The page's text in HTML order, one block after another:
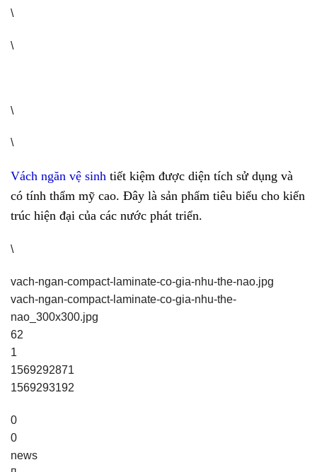
\
\
\
\
Vách ngăn vệ sinh tiết kiệm được diện tích sử dụng và
có tính thẩm mỹ cao. Đây là sản phẩm tiêu biểu cho kiến
trúc hiện đại của các nước phát triển.
\
vach-ngan-compact-laminate-co-gia-nhu-the-nao.jpg
vach-ngan-compact-laminate-co-gia-nhu-the-
nao_300x300.jpg
62
1
1569292871
1569293192
0
0
news